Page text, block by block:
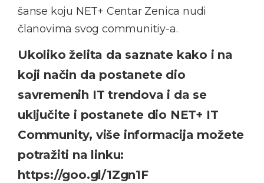
šanse koju NET+ Centar Zenica nudi
članovima svog communitiy-a.
Ukoliko želita da saznate kako i na
koji način da postanete dio
savremenih IT trendova i da se
uključite i postanete dio NET+ IT
Community, više informacija možete
potražiti na linku:
https://goo.gl/1Zgn1F